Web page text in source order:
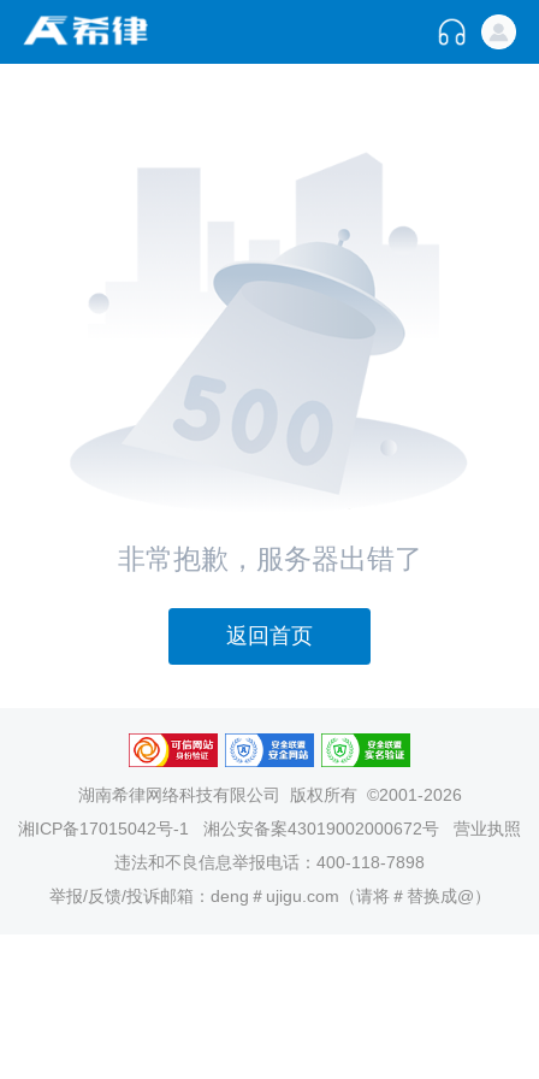
非常抱歉，服务器出错了
返回首页
湖南希律网络科技有限公司
版权所有 ©2001-2026
湘ICP备17015042号-1
湘公安备案43019002000672号
营业执照
违法和不良信息举报电话：400-118-7898
举报/反馈/投诉邮箱：deng＃ujigu.com（请将＃替换成@）